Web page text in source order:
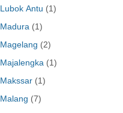
Lubok Antu (1)
Madura (1)
Magelang (2)
Majalengka (1)
Makssar (1)
Malang (7)